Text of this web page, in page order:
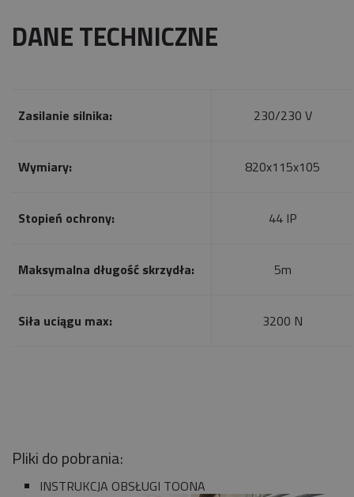
DANE TECHNICZNE
Zasilanie silnika: 230/230 V
Wymiary: 820x115x105
Stopień ochrony: 44 IP
Maksymalna długość skrzydła: 5m
Siła uciągu max: 3200 N
Pliki do pobrania:
INSTRUKCJA OBSŁUGI TOONA